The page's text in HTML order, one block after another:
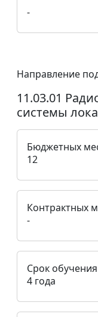
-
Направление
11.03.01
системы
Бюджетных
12
Контрактных
-
Срок обучения
4 года